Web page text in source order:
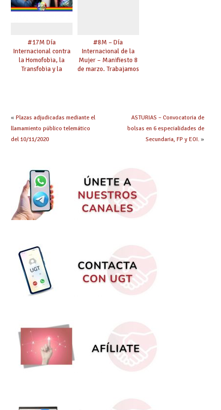
#17M Día
Internacional contra
la Homofobia, la
Transfobia y la
LGTBI”
#8M – Día
Internacional de la
Mujer – Manifiesto 8
de marzo. Trabajamos
#8M2021
« Plazas adjudicadas mediante el
llamamiento público telemático
del 10/11/2020
ASTURIAS – Convocatoria de
bolsas en 6 especialidades de
Secundaria, FP y EOI.»